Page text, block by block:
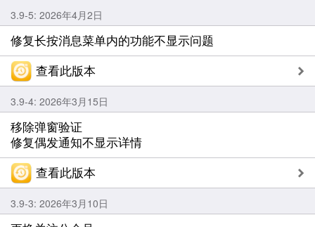
3.9-5: 2026年4月2日
修复长按消息菜单内的功能不显示问题
查看此版本
3.9-4: 2026年3月15日
移除弹窗验证
修复偶发通知不显示详情
查看此版本
3.9-3: 2026年3月10日